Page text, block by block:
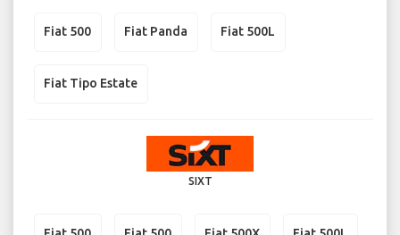
Fiat 500 Fiat Panda Fiat 500L
Fiat Tipo Estate
SIXT